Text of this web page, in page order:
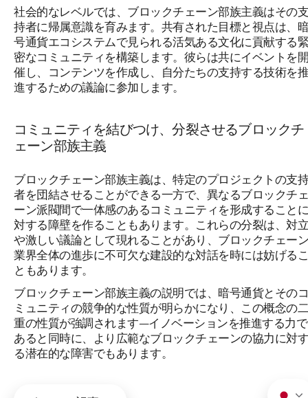
社会的なレベルでは、ブロックチェーン部族主義はその支
持者に帰属意識を育みます。共有された目標と視点は、暗
号通貨エコシステムで見られる活気ある文化に貢献する緊
密なコミュニティを構築します。彼らは共にイベントを開
催し、コンテンツを作成し、自分たちの支持する技術を推
進するための議論に参加します。
コミュニティを結びつけ、分裂させるブロックチ
ェーン部族主義
ブロックチェーン部族主義は、特定のプロジェクトの支持
者を団結させることができる一方で、異なるブロックチェ
ーン派閥間で一体感のあるコミュニティを形成することに
対する障壁を作ることもあります。これらの分裂は、対立
や激しい議論として現れることがあり、ブロックチェーン
業界全体の進歩に不可欠な建設的な対話を時には妨げるこ
ともあります。
ブロックチェーン部族主義の説明では、暗号通貨とそのコ
ミュニティの競争的な性質が明らかになり、この概念の二
重の性質が強調されます—イノベーションを推進する力で
あると同時に、より広範なブロックチェーンの協力に対す
る潜在的な障害でもあります。